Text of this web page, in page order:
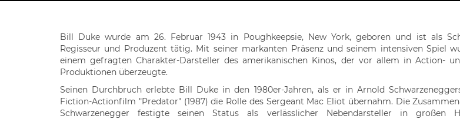
Bill Duke wurde am 26. Februar 1943 in Poughkeepsie, New York, geboren und ist als
Regisseur und Produzent tätig. Mit seiner markanten Präsenz und seinem intensiven Spiel
einem gefragten Charakter-Darsteller des amerikanischen Kinos, der vor allem in Action-
Produktionen überzeugte.
Seinen Durchbruch erlebte Bill Duke in den 1980er-Jahren, als er in Arnold
Fiction-Actionfilm "Predator" (1987) die Rolle des Sergeant Mac Eliot übernahm. Die
Schwarzenegger festigte seinen Status als verlässlicher Nebendarsteller in großen